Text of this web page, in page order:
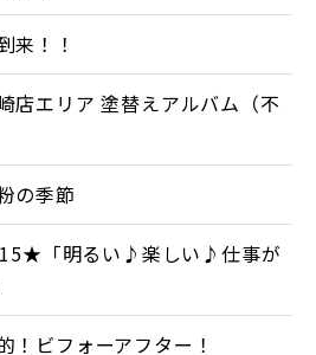
来！！
店エリア 塗替えアルバム（不
の季節
「明るい♪楽しい♪仕事が
！ビフォーアフター！